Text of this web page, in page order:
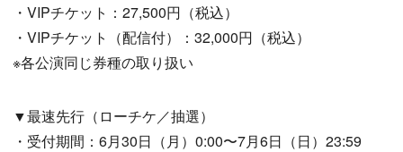
・VIPチケット：27,500円（税込）
・VIPチケット（配信付）：32,000円（税込）
※各公演同じ券種の取り扱い
▼最速先行（ローチケ／抽選）
・受付期間：6月30日（月）0:00〜7月6日（日）23:59